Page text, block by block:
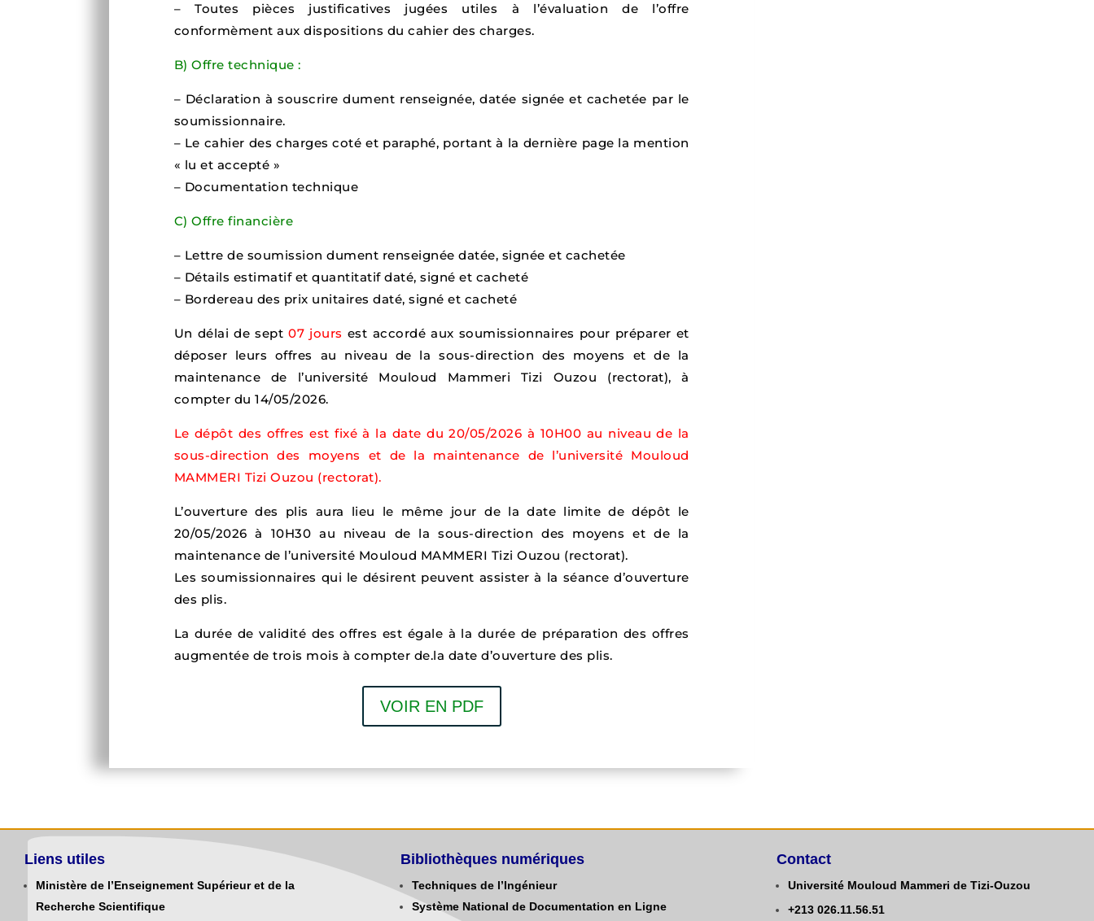
– Toutes pièces justificatives jugées utiles à l’évaluation de l’offre
conformèment aux dispositions du cahier des charges.
B) Offre technique :
– Déclaration à souscrire dument renseignée, datée signée et cachetée par le
soumissionnaire.
– Le cahier des charges coté et paraphé, portant à la dernière page la mention
« lu et accepté »
– Documentation technique
C) Offre financière
– Lettre de soumission dument renseignée datée, signée et cachetée
– Détails estimatif et quantitatif daté, signé et cacheté
– Bordereau des prix unitaires daté, signé et cacheté
Un délai de sept07 jours est accordé aux soumissionnaires pour préparer et
déposer leurs offres au niveau de la sous-direction des moyens et de la
maintenance de l’université Mouloud Mammeri Tizi Ouzou (rectorat), à
compter du 14/05/2026.
Le dépôt des offres est fixé à la date du 20/05/2026 à 10H00 au niveau de la
sous-direction des moyens et de la maintenance de l’université Mouloud
MAMMERI Tizi Ouzou (rectorat).
L’ouverture des plis aura lieu le même jour de la date limite de dépôt le
20/05/2026 à 10H30 au niveau de la sous-direction des moyens et de la
maintenance de l’université Mouloud MAMMERI Tizi Ouzou (rectorat).
Les soumissionnaires qui le désirent peuvent assister à la séance d’ouverture
des plis.
La durée de validité des offres est égale à la durée de préparation des offres
augmentée de trois mois à compter de.la date d’ouverture des plis.
VOIR EN PDF
Liens utiles
Ministère de l’Enseignement Supérieur et de la
Recherche Scientifique
Bibliothèques numériques
Techniques de l’Ingénieur
Système National de Documentation en Ligne
Contact
Université Mouloud Mammeri de Tizi-Ouzou
+213 026.11.56.51